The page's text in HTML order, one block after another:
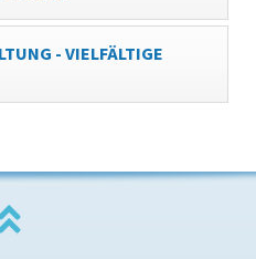
- VIELFÄLTIGE